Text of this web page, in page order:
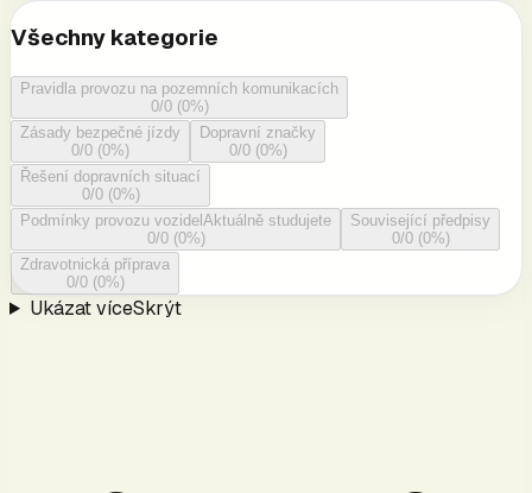
Všechny kategorie
Pravidla provozu na pozemních komunikacích
0/0(0%)
Zásady bezpečné jízdy
0/0 (0%)
Dopravní značky
0/0(0%)
Řešení dopravních situací
0/0(0%)
Podmínky provozu vozidel Aktuálně studujete
0/0(0%)
Související předpisy
0/0(0%)
Zdravotnická příprava
0/0(0%)
Ukázat víceSkrýt